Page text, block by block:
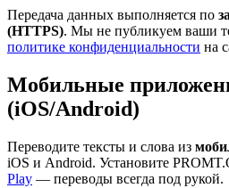
Передача данных выполняется по
(HTTPS). Мы не публикуем ваши
политике конфиденциальности на
Мобильные
(iOS/Android)
Переводите тексты и слова из
iOS и Android. Установите
Play — переводы всегда под рукой.